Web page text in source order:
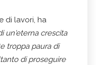
di lavori, ha
un'eterna crescita
troppa paura di
di proseguire